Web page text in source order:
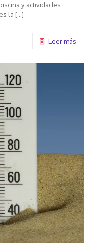
y actividades
la […]
Leer más